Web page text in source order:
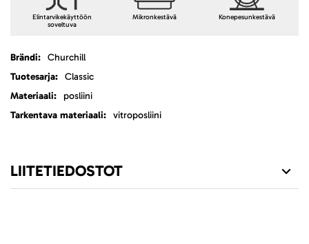
Elintarvikekäyttöön
soveltuva
Mikronkestävä Konepesunkestävä
LisätietojaChurchill
Classic
posliini
vitroposliini
LIITETIEDOSTOT